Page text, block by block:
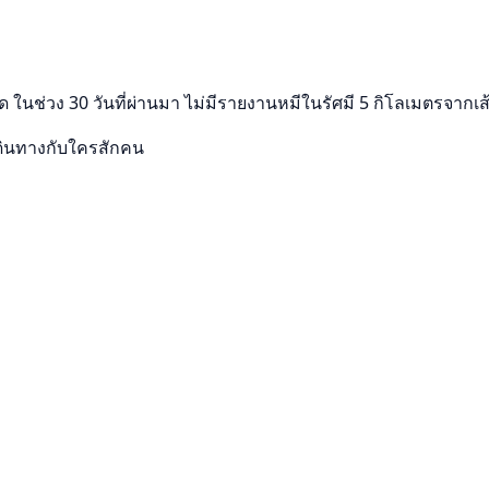
ในช่วง 30 วันที่ผ่านมา ไม่มีรายงานหมีในรัศมี 5 กิโลเมตรจากเ
นทางกับใครสักคน